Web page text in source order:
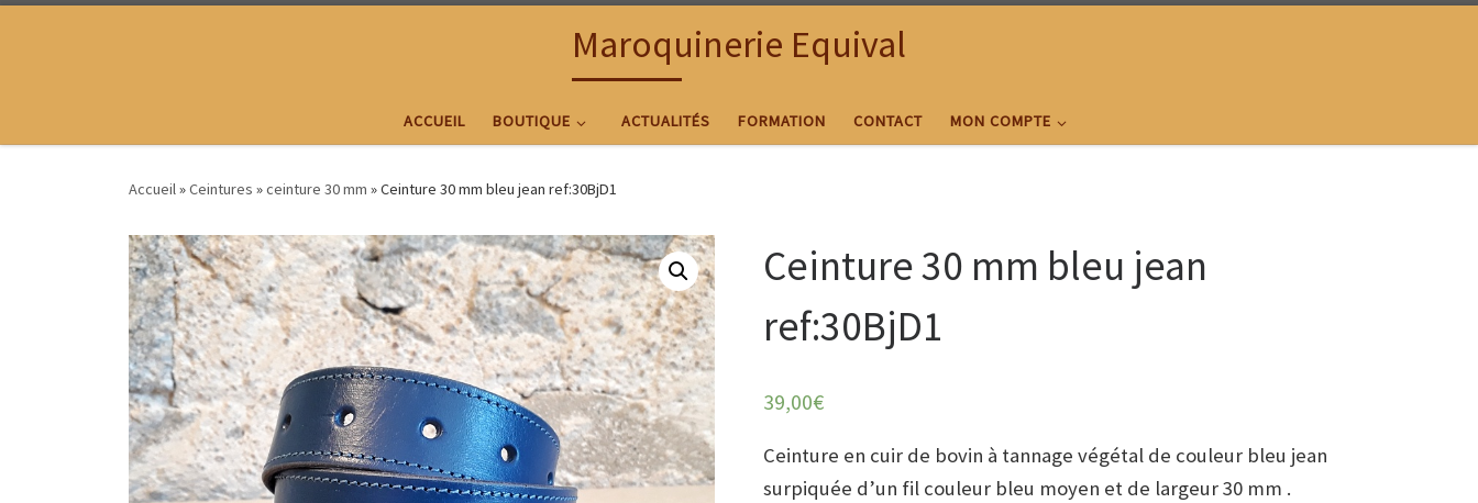
Maroquinerie Equival
ACCUEIL BOUTIQUE ACTUALITÉS FORMATION CONTACT MON COMPTE
Accueil»Ceintures »ceinture 30 mm »Ceinture 30 mm bleu jean ref:30BjD1
Ceinture 30 mm bleu jean
ref:30BjD1
39,00€
Ceinture en cuir de bovin à tannage végétal de couleur bleu jean
surpiquée d’un fil couleur bleu moyen et de largeur 30 mm .